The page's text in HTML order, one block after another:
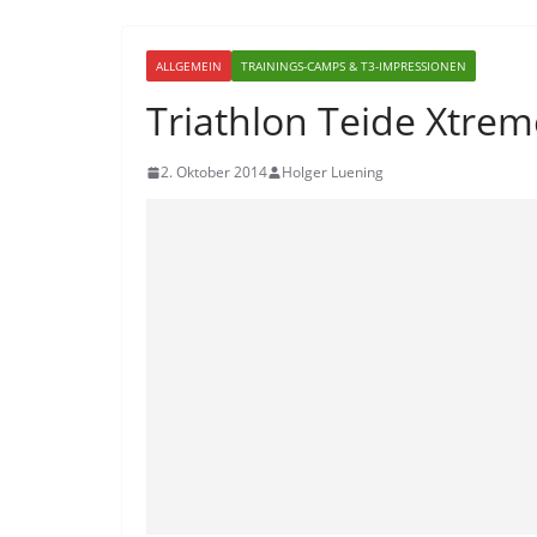
ALLGEMEIN TRAININGS-CAMPS & T3-IMPRESSIONEN
Triathlon Teide
2. Oktober 2014 Holger Luening